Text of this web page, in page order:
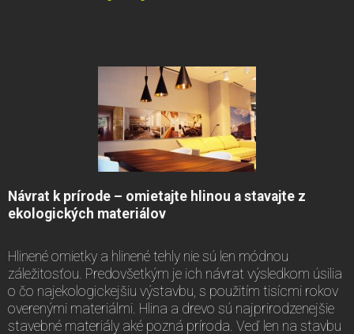
Návrat k prírode – omietajte hlinou a stavajte z
ekologických materiálov
Hlinené omietky a hlinené tehly nie sú len módnou
záležitosťou. Predovšetkým je ich návrat výsledkom úsilia
o čo najekologickejšiu výstavbu, s použitím tisícmi rokov
overenými materiálmi. Hlina a drevo sú najprirodzenejšie
stavebné materiály aké pozná príroda. Veď len na stavbu